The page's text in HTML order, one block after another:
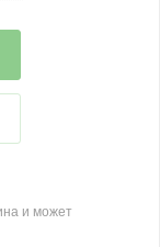
и может